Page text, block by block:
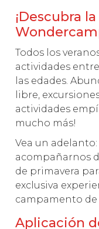
¡Descubra
Todos los
actividades
las edades.
libre,
actividades
mucho más!
Vea un
acompañarnos
de primavera
exclusiva
campamento de
Aplicación